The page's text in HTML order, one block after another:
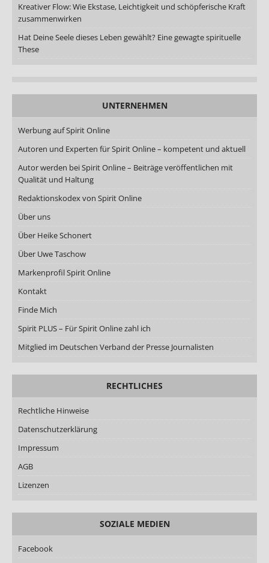
Kreativer Flow: Wie Ekstase, Leichtigkeit und schöpferische Kraft
zusammenwirken
Hat Deine Seele dieses Leben gewählt? Eine gewagte spirituelle
These
UNTERNEHMEN
Werbung auf Spirit Online
Autoren und Experten für Spirit Online – kompetent und aktuell
Autor werden bei Spirit Online – Beiträge veröffentlichen mit
Qualität und Haltung
Redaktionskodex von Spirit Online
Über uns
Über Heike Schonert
Über Uwe Taschow
Markenprofil Spirit Online
Kontakt
Finde Mich
Spirit PLUS – Für Spirit Online zahl ich
Mitglied im Deutschen Verband der Presse Journalisten
RECHTLICHES
Rechtliche Hinweise
Datenschutzerklärung
Impressum
AGB
Lizenzen
SOZIALE MEDIEN
Facebook